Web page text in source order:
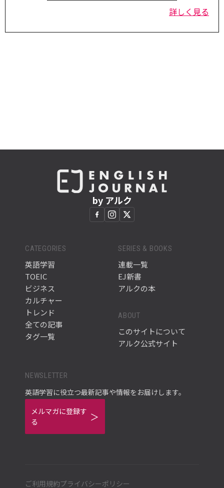
詳しく見る
by アルク
CATEGORIES
英語学習
TOEIC
ビジネス
カルチャー
トレンド
全ての記事
タグ一覧
SERIES & BOOKS
連載一覧
EJ新書
アルクの本
ABOUT
このサイトについて
アルク公式サイト
NEWSLETTER
英語学習に役立つ最新記事や情報をお届けします。
メルマガに登録す
る
ご利用規約プライバシーポリシー